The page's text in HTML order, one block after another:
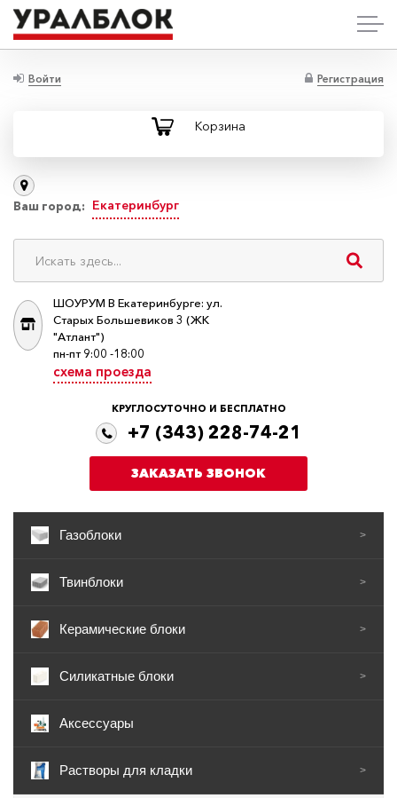
Войти Регистрация
Корзина
Ваш город: Екатеринбург
ШОУРУМ В Екатеринбурге: ул.
Старых Большевиков 3 (ЖК
"Атлант")
пн-пт 9:00 -18:00
схема проезда
КРУГЛОСУТОЧНО И БЕСПЛАТНО
+7 (343) 228-74-21
ЗАКАЗАТЬ ЗВОНОК
Газоблоки >
Твинблоки >
Керамические блоки >
Силикатные блоки >
Аксессуары
Растворы для кладки >